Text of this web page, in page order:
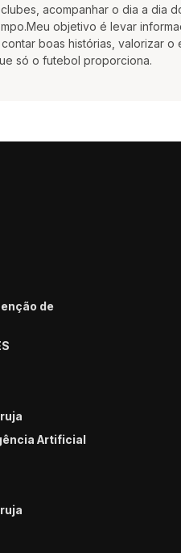
acompanhar o dia a dia
objetivo é levar
boas histórias, valorizar
só o futebol proporciona.
de
Artificial